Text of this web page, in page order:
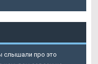
слышали про это